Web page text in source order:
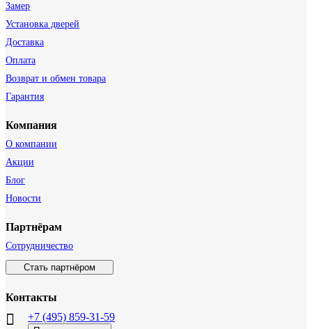
Замер
Установка дверей
Доставка
Оплата
Возврат и обмен товара
Гарантия
Компания
О компании
Акции
Блог
Новости
Партнёрам
Сотрудничество
Стать партнёром
Контакты
+7 (495) 859-31-59